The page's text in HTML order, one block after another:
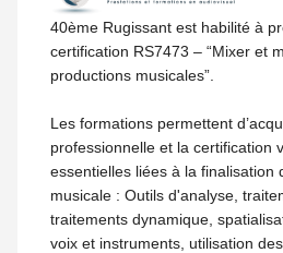
40ème Rugissant est habilité à
certification RS7473 – “Mixer et
productions musicales”.
Les formations permettent
professionnelle et la certification
essentielles liées à la finalisation
musicale : Outils d'analyse,
traitements dynamique,
voix et instruments, utilisation